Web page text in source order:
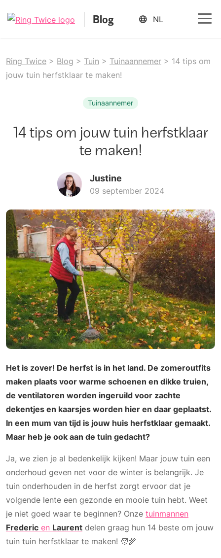
Blog NL
Ring Twice > Blog > Tuin > Tuinaannemer > 14 tips om
jouw tuin herfstklaar te maken!
Tuinaannemer
14 tips om jouw tuin herfstklaar
te maken!
Justine
09 september 2024
Het is zover! De herfst is in het land. De zomeroutfits
maken plaats voor warme schoenen en dikke truien,
de ventilatoren worden ingeruild voor zachte
dekentjes en kaarsjes worden hier en daar geplaatst.
In een mum van tijd is jouw huis herfstklaar gemaakt.
Maar heb je ook aan de tuin gedacht?
Ja, we zien je al bedenkelijk kijken! Maar jouw tuin een
onderhoud geven net voor de winter is belangrijk. Je
tuin onderhouden in de herfst zorgt ervoor dat je
volgende lente een gezonde en mooie tuin hebt. Weet
je niet goed waar te beginnen? Onze tuinmannen
Frederic en Laurent delen graag hun 14 beste om jouw
tuin tuin herfstklaar te maken! 🧑‍🌾